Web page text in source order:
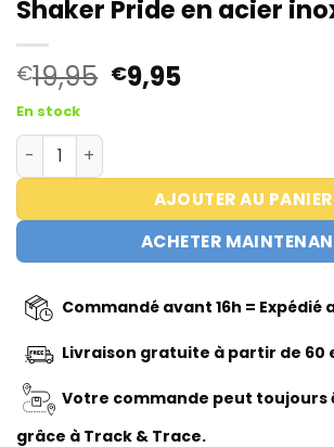
Shaker Pride en acier
€19,95 Le
prix
€19,95.
€9,95Le
€9,95.
En stock
quantité de Pride Stainless Steel
AJOUTER AU PANIER
ACHETER
Commandé avant 16h = Expédié
Livraison gratuite à partir de 60
Votre commande peut toujours
grâce à Track & Trace.